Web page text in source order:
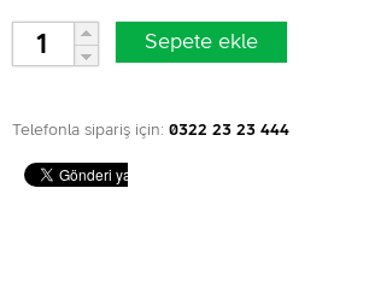
Telefonla sipariş için: 0322 23 23 444